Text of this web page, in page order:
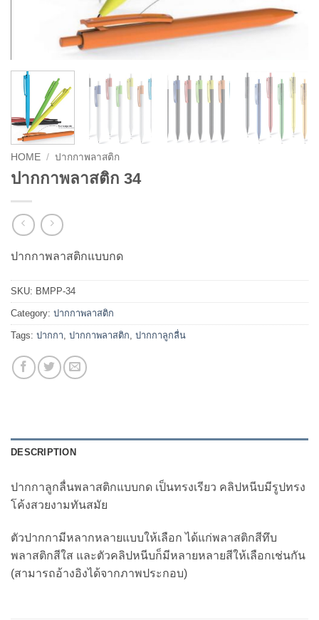
HOME / ปากกาพลาสติก
ปากกาพลาสติก 34
ปากกาพลาสติกแบบกด
SKU: BMPP-34
Category: ปากกาพลาสติก
Tags: ปากกา, ปากกาพลาสติก, ปากกาลูกลื่น
DESCRIPTION
ปากกาลูกลื่นพลาสติกแบบกด เป็นทรงเรียว คลิปหนีบมีรูปทรง
โค้งสวยงามทันสมัย
ตัวปากกามีหลากหลายแบบให้เลือก ได้แก่พลาสติกสีทึบ
พลาสติกสีใส และตัวคลิปหนีบก็มีหลายหลายสีให้เลือกเช่นกัน
(สามารถอ้างอิงได้จากภาพประกอบ)